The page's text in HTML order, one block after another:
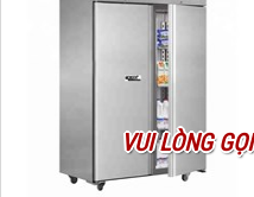
VUI LÒNG GỌI